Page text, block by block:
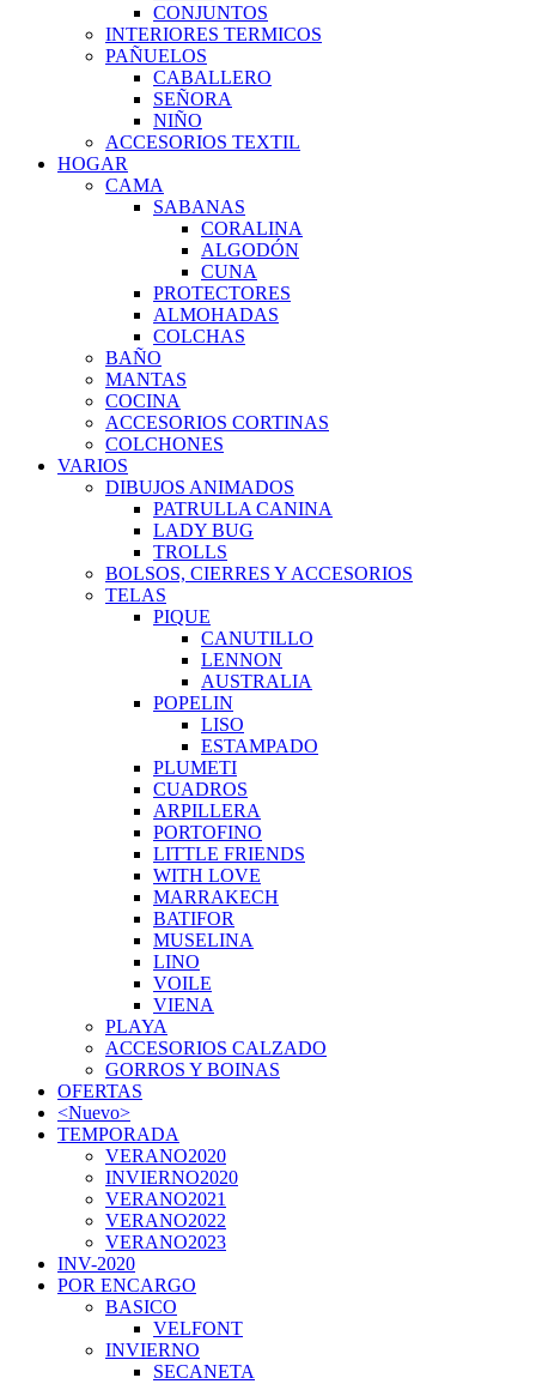
CONJUNTOS
INTERIORES TERMICOS
PAÑUELOS
CABALLERO
SEÑORA
NIÑO
ACCESORIOS TEXTIL
HOGAR
CAMA
SABANAS
CORALINA
ALGODÓN
CUNA
PROTECTORES
ALMOHADAS
COLCHAS
BAÑO
MANTAS
COCINA
ACCESORIOS CORTINAS
COLCHONES
VARIOS
DIBUJOS ANIMADOS
PATRULLA CANINA
LADY BUG
TROLLS
BOLSOS, CIERRES Y ACCESORIOS
TELAS
PIQUE
CANUTILLO
LENNON
AUSTRALIA
POPELIN
LISO
ESTAMPADO
PLUMETI
CUADROS
ARPILLERA
PORTOFINO
LITTLE FRIENDS
WITH LOVE
MARRAKECH
BATIFOR
MUSELINA
LINO
VOILE
VIENA
PLAYA
ACCESORIOS CALZADO
GORROS Y BOINAS
OFERTAS
<Nuevo>
TEMPORADA
VERANO2020
INVIERNO2020
VERANO2021
VERANO2022
VERANO2023
INV-2020
POR ENCARGO
BASICO
VELFONT
INVIERNO
SECANETA